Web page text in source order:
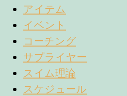
アイテム
イベント
コーチング
サプライヤー
スイム理論
スケジュール